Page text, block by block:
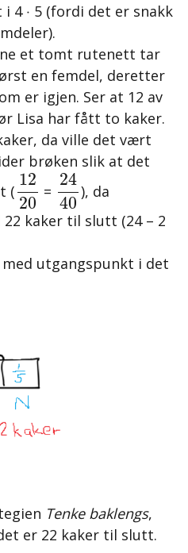
4 ‧ 5 (fordi det er snakk
et tomt rutenett tar
en femdel, deretter
er igjen. Ser at 12 av
Lisa har fått to kaker.
da ville det vært
brøken slik at det
(
12
20
1220
=
24
40
2440
), da
kaker til slutt (24 – 2
utgangspunkt i det
Tenke baklengs,
er 22 kaker til slutt.